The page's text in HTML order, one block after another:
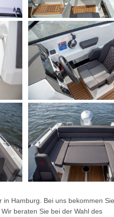
in Hamburg. Bei uns bekommen Sie
beraten Sie bei der Wahl des